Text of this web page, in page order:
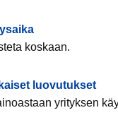
koskaan.
luovutukset
yrityksen